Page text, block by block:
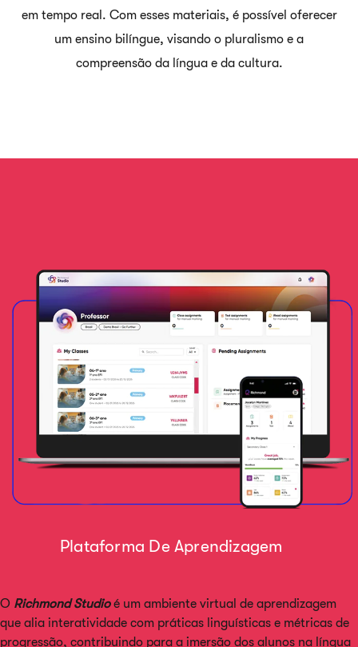
em tempo real. Com esses materiais, é possível oferecer
um ensino bilíngue, visando o pluralismo e a
compreensão da língua e da cultura.
Plataforma De Aprendizagem
O Richmond Studioé um ambiente virtual de aprendizagem
que alia interatividade com práticas linguísticas e métricas de
progressão, contribuindo para a imersão dos alunos na língua